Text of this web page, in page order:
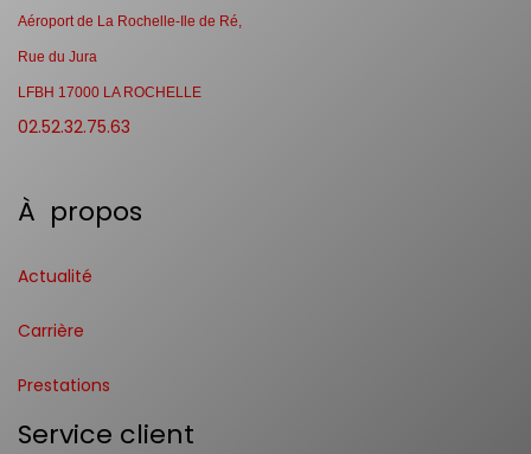
Aéroport de La Rochelle-Ile de Ré,
Rue du Jura
LFBH 17000 LA ROCHELLE
02.52.32.75.63
À propos
Actualité
Carrière
Prestations
Service client